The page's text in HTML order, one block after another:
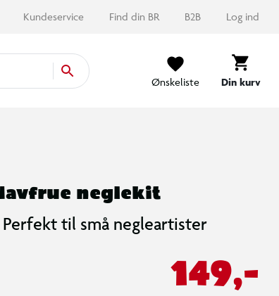
Kundeservice Find din BR B2B Log ind
Ønskeliste
Din kurv
neglekit
Perfekt til små negleartister
149,-